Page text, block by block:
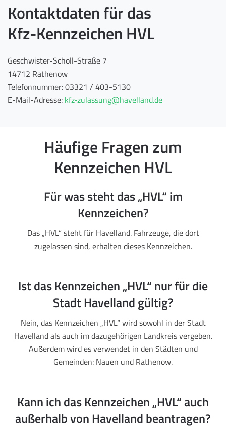
Kontaktdaten für das
Kfz-Kennzeichen HVL
Geschwister-Scholl-Straße 7
14712 Rathenow
Telefonnummer: 03321 / 403-5130
E-Mail-Adresse: kfz-zulassung@havelland.de
Häufige Fragen zum
Kennzeichen HVL
Für was steht das „HVL“ im
Kennzeichen?
Das „HVL“ steht für Havelland. Fahrzeuge, die dort
zugelassen sind, erhalten dieses Kennzeichen.
Ist das Kennzeichen „HVL“ nur für die
Stadt Havelland gültig?
Nein, das Kennzeichen „HVL“ wird sowohl in der Stadt
Havelland als auch im dazugehörigen Landkreis vergeben.
Außerdem wird es verwendet in den Städten und
Gemeinden: Nauen und Rathenow.
Kann ich das Kennzeichen „HVL“ auch
außerhalb von Havelland beantragen?